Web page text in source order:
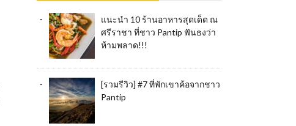
แนะนำ 10 ร้านอาหารสุดเด็ด ณ
ศรีราชา ที่ชาว Pantip ฟันธงว่า
ห้ามพลาด!!!
[รวมรีวิว] #7 ที่พักเขาค้อจากชาว
Pantip